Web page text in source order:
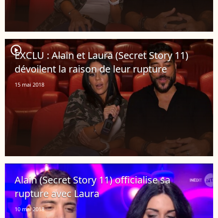
player2
EXCLU : Alain et Laura (Secret Story 11)
dévoilent la raison de leur rupture
15 mai 2018
Alain (Secret Story 11) officialise sa
rupture avec Laura
10 mai 2018